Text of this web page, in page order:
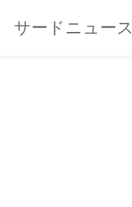
サードニュース